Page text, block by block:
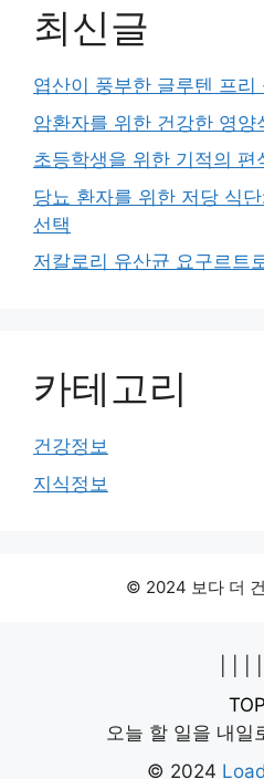
최신글
엽산이 풍부한 글루텐 프리
암환자를 위한 건강한 영양
초등학생을 위한 기적의
당뇨 환자를 위한 저당 식
선택
저칼로리 유산균 요구르트
카테고리
건강정보
지식정보
© 2024 보다 더
TOP
오늘 할 일을 내일
© 2024